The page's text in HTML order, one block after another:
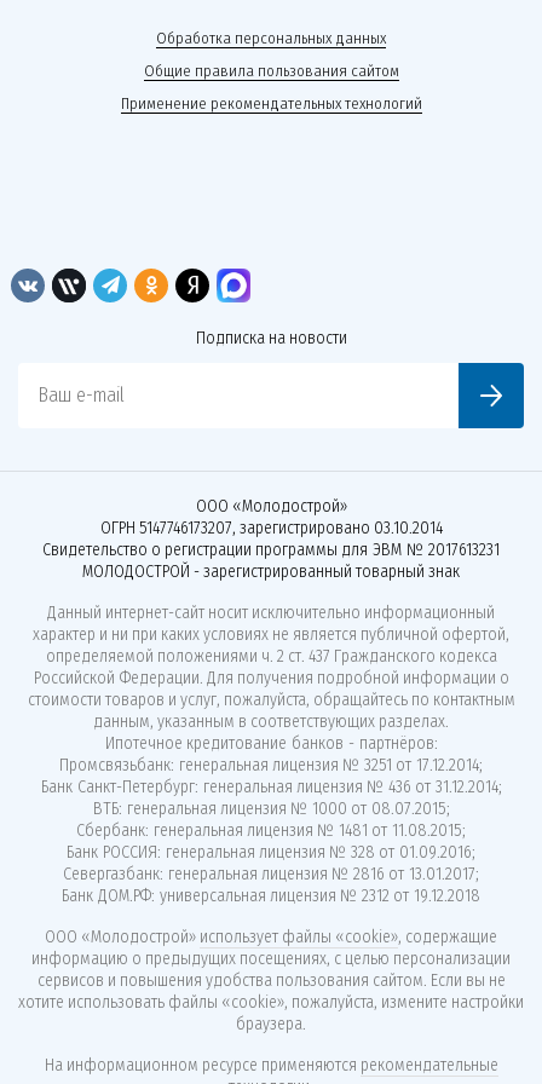
Обработка персональных данных
Общие правила пользования сайтом
Применение рекомендательных технологий
Подписка на новости
Ваш e-mail
ООО «Молодострой»
ОГРН 5147746173207, зарегистрировано 03.10.2014
Свидетельство о регистрации программы для ЭВМ № 2017613231
МОЛОДОСТРОЙ - зарегистрированный товарный знак
Данный интернет-сайт носит исключительно информационный
характер и ни при каких условиях не является публичной офертой,
определяемой положениями ч. 2 ст. 437 Гражданского кодекса
Российской Федерации. Для получения подробной информации о
стоимости товаров и услуг, пожалуйста, обращайтесь по контактным
данным, указанным в соответствующих разделах.
Ипотечное кредитование банков - партнёров:
Промсвязьбанк: генеральная лицензия № 3251 от 17.12.2014;
Банк Санкт-Петербург: генеральная лицензия № 436 от 31.12.2014;
ВТБ: генеральная лицензия № 1000 от 08.07.2015;
Сбербанк: генеральная лицензия № 1481 от 11.08.2015;
Банк РОССИЯ: генеральная лицензия № 328 от 01.09.2016;
Севергазбанк: генеральная лицензия № 2816 от 13.01.2017;
Банк ДОМ.РФ: универсальная лицензия № 2312 от 19.12.2018
ООО «Молодострой» использует файлы «cookie», содержащие
информацию о предыдущих посещениях, с целью персонализации
сервисов и повышения удобства пользования сайтом. Если вы не
хотите использовать файлы «cookie», пожалуйста, измените настройки
браузера.
На информационном ресурсе применяются рекомендательные